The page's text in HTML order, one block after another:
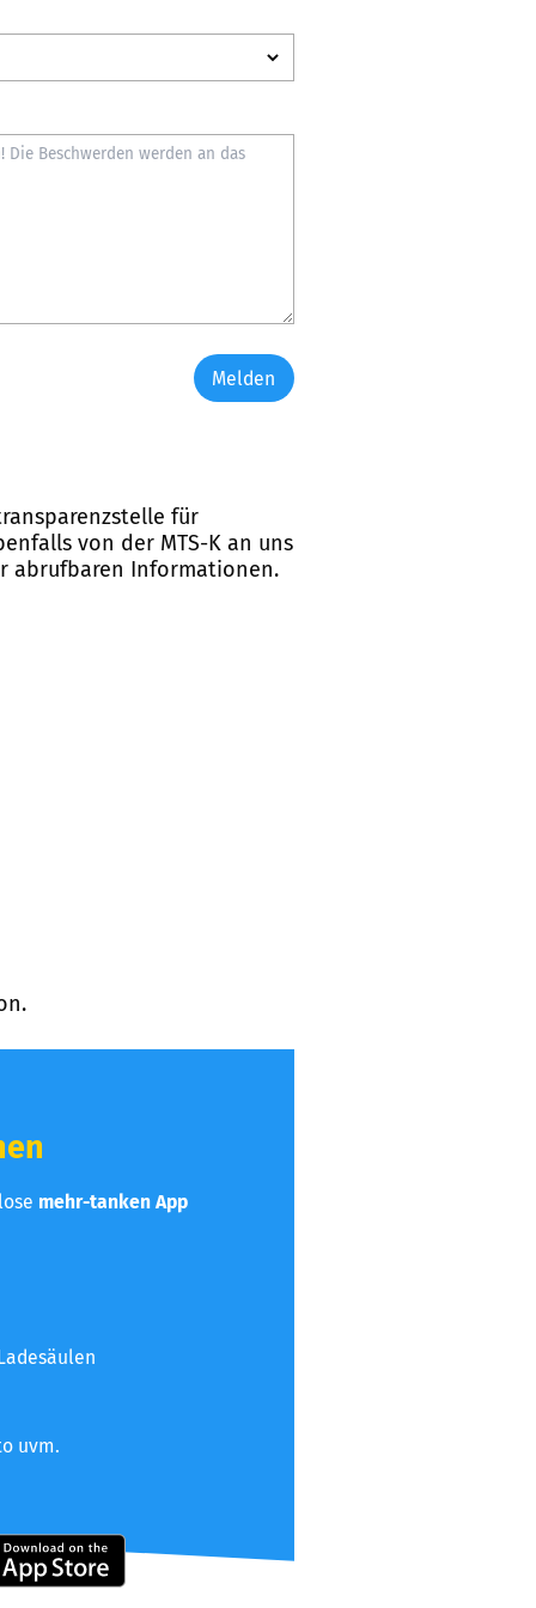
Melden
für
von der MTS-K an uns
abrufbaren Informationen.
mehr-tanken App
uvm.